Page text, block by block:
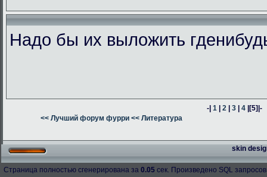
Надо бы их выложить
-|1 |2 |3 |4 |[5]|-
<< Лучший форум фурри << Литература
skin
Страница полностью сгенерирована за 0.05 сек. Произведено SQL